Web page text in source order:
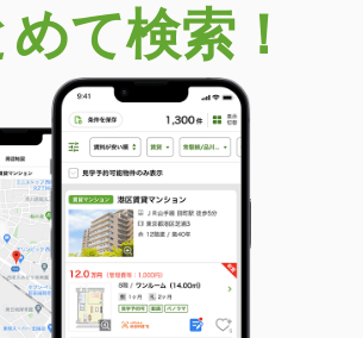
て検索！